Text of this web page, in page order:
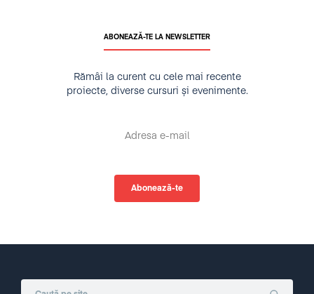
ABONEAZĂ-TE LA NEWSLETTER
Rămâi la curent cu cele mai recente
proiecte, diverse cursuri și evenimente.